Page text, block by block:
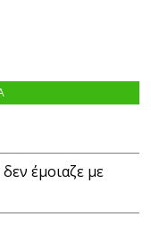
έμοιαζε με